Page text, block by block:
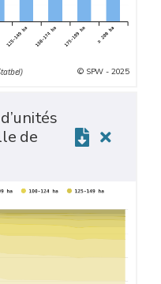
© SPW - 2025
de